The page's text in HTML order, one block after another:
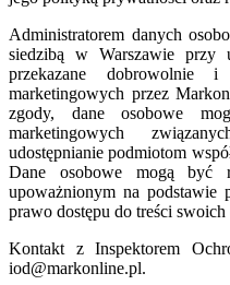
Administratorem danych
siedzibą w Warszawie przy
przekazane dobrowolnie
marketingowych przez
zgody, dane osobowe
marketingowych
udostępnianie podmiotom
Dane osobowe mogą być
upoważnionym na podstawie
prawo dostępu do treści
Kontakt z Inspektorem
iod@markonline.pl.